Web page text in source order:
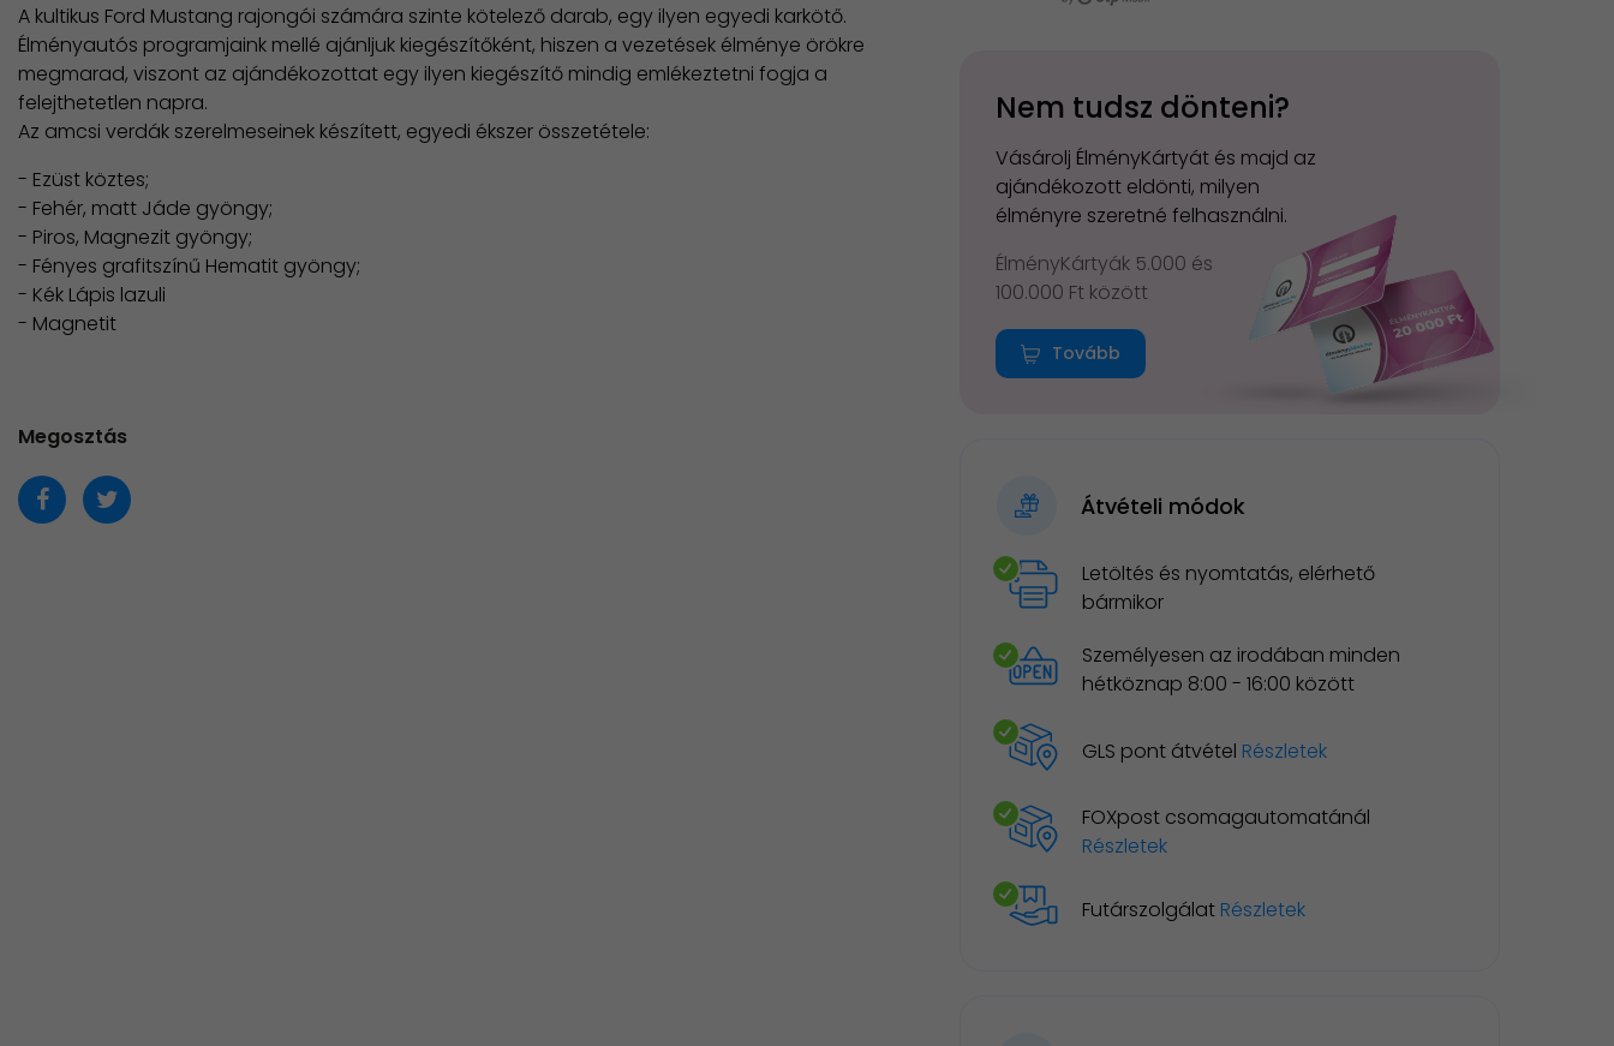
A kultikus Ford Mustang rajongói számára szinte kötelező darab, egy ilyen egyedi karkötő.
Élményautós programjaink mellé ajánljuk kiegészítőként, hiszen a vezetések élménye örökre
megmarad, viszont az ajándékozottat egy ilyen kiegészítő mindig emlékeztetni fogja a
felejthetetlen napra.
Az amcsi verdák szerelmeseinek készített, egyedi ékszer összetétele:
- Ezüst köztes;
- Fehér, matt Jáde gyöngy;
- Piros, Magnezit gyöngy;
- Fényes grafitszínű Hematit gyöngy;
- Kék Lápis lazuli
- Magnetit
Megosztás
Nem tudsz dönteni?
Vásárolj ÉlményKártyát és majd az
ajándékozott eldönti, milyen
élményre szeretné felhasználni.
ÉlményKártyák 5.000 és
100.000 Ft között
Tovább
Átvételi módok
Letöltés és nyomtatás, elérhető
bármikor
Személyesen az irodában minden
hétköznap 8:00 - 16:00 között
GLS pont átvétel Részletek
FOXpost csomagautomatánál
Részletek
Futárszolgálat Részletek